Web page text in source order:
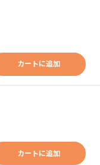
カートに追加
カートに追加